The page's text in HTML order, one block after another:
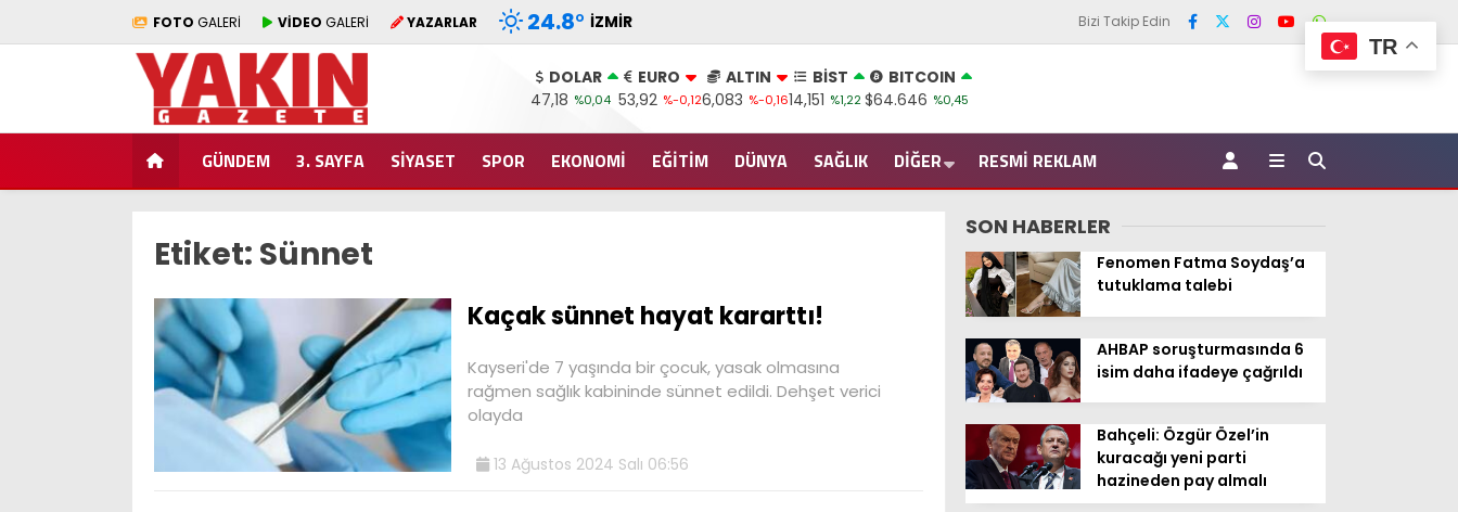
FOTO GALERİ VİDEO GALERİ YAZARLAR 24.8° İZMIR Bizi Takip Edin
DOLAR
47,18 %0,04
EURO
53,92 %-0,12
ALTIN
6,083 %-0,16
BİST
14,151 %1,22
BITCOIN
$64.646 %0,45
GÜNDEM 3. SAYFA SİYASET SPOR EKONOMİ EĞİTİM DÜNYA SAĞLIK DİĞER RESMI REKLAM
Etiket: Sünnet
Kaçak sünnet hayat kararttı!
Kayseri'de 7 yaşında bir çocuk, yasak olmasına
rağmen sağlık kabininde sünnet edildi. Dehşet verici
olayda
13 Ağustos 2024 Salı 06:56
SON HABERLER
Fenomen Fatma Soydaş’a
tutuklama talebi
AHBAP soruşturmasında 6
isim daha ifadeye çağrıldı
Bahçeli: Özgür Özel’in
kuracağı yeni parti
hazineden pay almalı
TR